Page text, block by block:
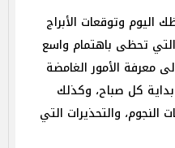
اليوم وتوقعات الأبراج
التي تحظى باهتمام واسع
معرفة الأمور الغامضة
كل صباح، وكذلك
والتحذيرات التي